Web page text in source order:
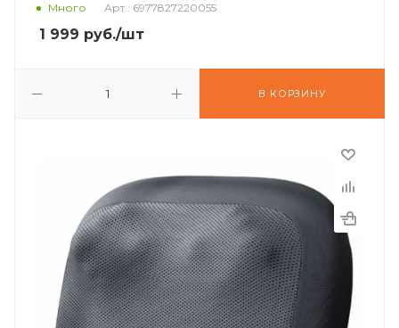
Много Арт.: 6977827220055
1 999 руб./шт
В КОРЗИНУ